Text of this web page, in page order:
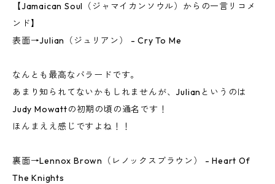
【Jamaican Soul（ジャマイカンソウル）からの一言リコメ
ンド】
表面→Julian（ジュリアン） - Cry To Me
なんとも最高なバラードです。
あまり知られてないかもしれませんが、Julianというのは
Judy Mowattの初期の頃の通名です！
ほんまええ感じですよね！！
裏面→Lennox Brown（レノックスブラウン） - Heart Of
The Knights